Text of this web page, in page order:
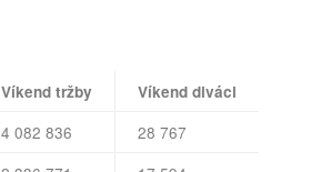
Víkend tržby
Víkend diváci
4 082 836 28 767